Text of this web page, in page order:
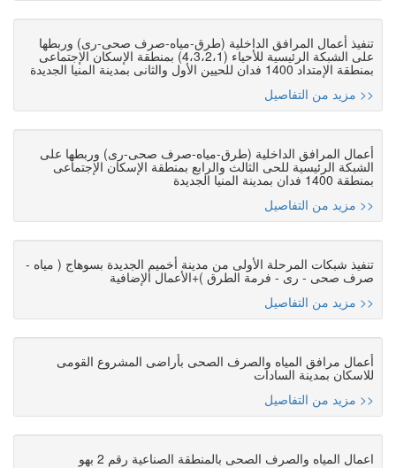
تنفيذ أعمال المرافق الداخلية (طرق-مياه-صرف صحى-رى) وربطها
على الشبكة الرئيسية للأحياء (4،3،2،1) بمنطقة الإسكان الإجتماعى
بمنطقة الإمتداد 1400 فدان للحيين الأول والثانى بمدينة المنيا الجديدة
مزيد من التفاصيل >>
أعمال المرافق الداخلية (طرق-مياه-صرف صحى-رى) وربطها على
الشبكة الرئيسية للحى الثالث والرابع بمنطقة الإسكان الإجتماعى
بمنطقة 1400 فدان بمدينة المنيا الجديدة
مزيد من التفاصيل >>
تنفيذ شبكات المرحلة الأولى من مدينة أخميم الجديدة بسوهاج ( مياه -
صرف صحى - رى - فرمة الطرق )+الأعمال الإضافية
مزيد من التفاصيل >>
أعمال مرافق المياه والصرف الصحى بأراضى المشروع القومى
للاسكان بمدينة السادات
مزيد من التفاصيل >>
اعمال المياه والصرف الصحى بالمنطقة الصناعية رقم 2 بهو